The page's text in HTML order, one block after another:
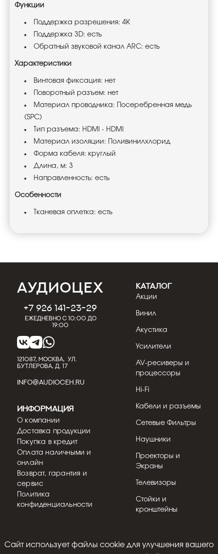
Функции
Поддержка разрешения: 4K
Поддержка 3D: есть
Обратный звуковой канал ARC: есть
Характеристики
Винтовая фиксация: нет
Поворотный разъем: нет
Материал проводника: Посеребренная медь
(SPC)
Тип разъема: HDMI - HDMI
Материал изоляции: Поливинилхлорид
Форма кабеля: круглый
Длина, м: 3
Направленность: есть
Особенности
Тканевая оплетка: есть
+7 926 141-23-29
Ежедневно с 10:00 до
19:00
121087, МОСКВА, УЛ.
БУТЛЕРОВА, Д. 17
INFO@AUDIOCEH.RU
КАТАЛОГ
Акции
Винил
Акустика
Усилители
AV-ресиверы и
процессоры
Hi-Fi
Кабели и разъемы
Сетевые Фильтры
Наушники
Проекторы и
Экраны
Телевизоры
Стойки и
кронштейны
Информация
О компании
Доставка продукции
Покупка в кредит
Оплата наличными и
онлайн
Возврат, гарантия и
сервис
Политика
конфиденциальности
Cайт использует файлы cookie для улучшения вашего